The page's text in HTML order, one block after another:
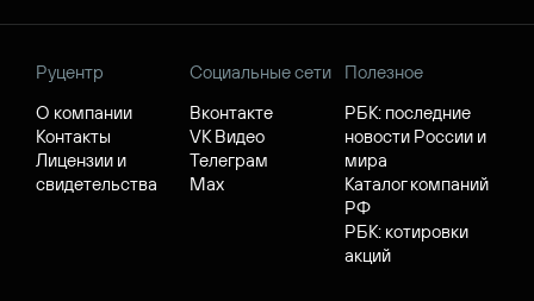
Руцентр
О компании
Контакты
Лицензии и
свидетельства
Социальные сети
Вконтакте
VK Видео
Телеграм
Max
Полезное
РБК: последние
новости России и
мира
Каталог компаний
РФ
РБК: котировки
акций